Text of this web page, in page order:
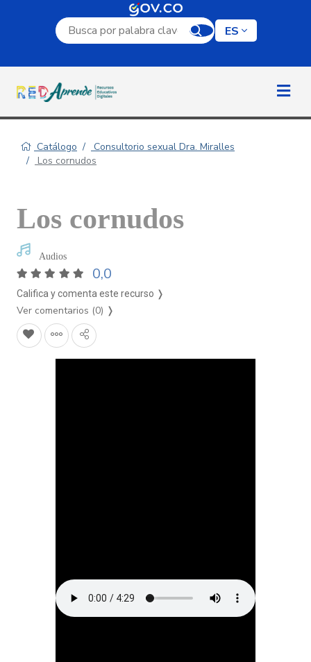
Campo de búsqueda por palabra clave
ES
Catálogo
Consultorio sexual Dra. Miralles
Los cornudos
Los cornudos
Audios
0,0
Califica y comenta este recurso ❭
Ver comentarios (0) ❭